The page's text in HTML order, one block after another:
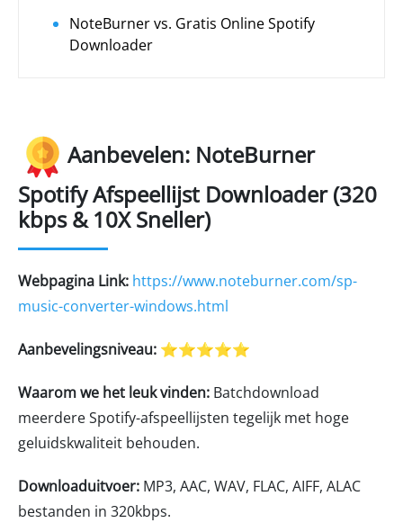
NoteBurner vs. Gratis Online Spotify
Downloader
Aanbevelen: NoteBurner
Spotify Afspeellijst Downloader (320
kbps & 10X Sneller)
Webpagina Link: https://www.noteburner.com/sp-
music-converter-windows.html
Aanbevelingsniveau: ⭐⭐⭐⭐⭐
Waarom we het leuk vinden: Batchdownload
meerdere Spotify-afspeellijsten tegelijk met hoge
geluidskwaliteit behouden.
Downloaduitvoer: MP3, AAC, WAV, FLAC, AIFF, ALAC
bestanden in 320kbps.